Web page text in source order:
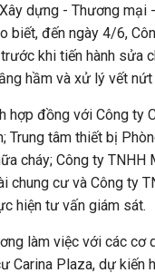
dựng - Thương mại
biết, đến ngày 4/6,
khi tiến hành sửa
hầm và xử lý vết
hợp đồng với Công ty
Trung tâm thiết bị
cháy; Công ty TNHH
cư và Công ty
hiện tư vấn giám sát.
làm việc với các cơ
Carina Plaza, dự kiến